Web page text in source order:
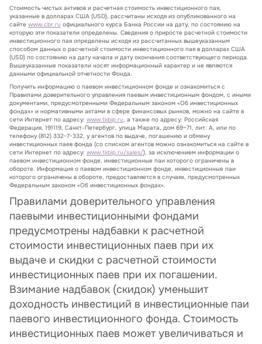
Стоимость чистых активов и расчетная стоимость инвестиционного пая,
указанные в долларах США (USD), рассчитаны исходя из опубликованного на
сайте www.cbr.ru официального курса Банка России на дату, по состоянию на
которую эти показатели определены. Сведения о приросте расчетной стоимости
инвестиционного пая определены исходя из рассчитанных вышеуказанным
способом данных о расчетной стоимости инвестиционного пая в долларах США
(USD) по состоянию на дату начала и дату окончания соответствующего периода.
Вышеуказанные показатели носят информационный характер и не являются
данными официальной отчетности Фонда.
Получить информацию о паевом инвестиционном фонде и ознакомиться с
Правилами доверительного управления паевым инвестиционным фондом, с иными
документами, предусмотренными Федеральным законом «Об инвестиционных
фондах» и нормативными актами в сфере финансовых рынков, можно на сайте в
сети Интернет по адресу: www.tkbip.ru, а также по адресу: Российская
Федерация, 191119, Санкт-Петербург, улица Марата, дом 69–71, лит. А, или по
телефону (812) 332-7-332, у агентов по выдаче, погашению и обмену
инвестиционных паев фонда (со списком агентов можно ознакомиться на сайте в
сети Интернет по адресу: www.tkbip.ru/sales/), за исключением информации о
паевом инвестиционном фонде, инвестиционные паи которого ограничены в
обороте. Информация о паевом инвестиционном фонде, инвестиционные паи
которого ограничены в обороте, предоставляется в случаях, предусмотренных
Федеральным законом «Об инвестиционных фондах».
Правилами доверительного управления
паевыми инвестиционными фондами
предусмотрены надбавки к расчетной
стоимости инвестиционных паев при их
выдаче и скидки с расчетной стоимости
инвестиционных паев при их погашении.
Взимание надбавок (скидок) уменьшит
доходность инвестиций в инвестиционные паи
паевого инвестиционного фонда. Стоимость
инвестиционных паев может увеличиваться и